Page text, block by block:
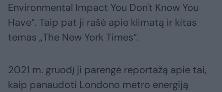
Environmental Impact You Don't Know You
Have“. Taip pat ji rašė apie klimatą ir kitas
temas „The New York Times“.
2021 m. gruodį ji parengė reportažą apie tai,
kaip panaudoti Londono metro energiją